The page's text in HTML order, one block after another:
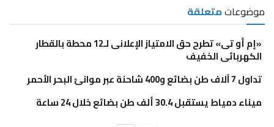
موضوعاتمتعلقة
«إم أو تى» تطرح حق الامتياز الإعلانى لـ12 محطة بالقطار
الكهربائى الخفيف
تداول 7 آلاف طن بضائع و400 شاحنة عبر موانئ البحر الأحمر
ميناء دمياط يستقبل 30.4 ألف طن بضائع خلال 24 ساعة